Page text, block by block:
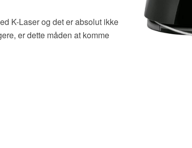
K-Laser og det er absolut ikke
er dette måden at komme